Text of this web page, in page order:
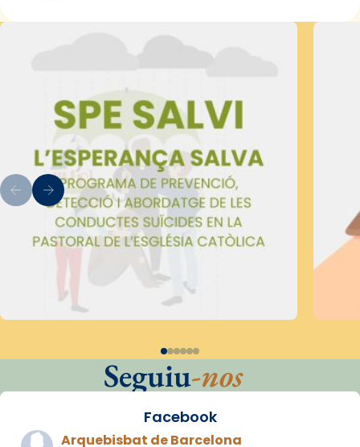
Seguiu-nos
Facebook
Arquebisbat de Barcelona